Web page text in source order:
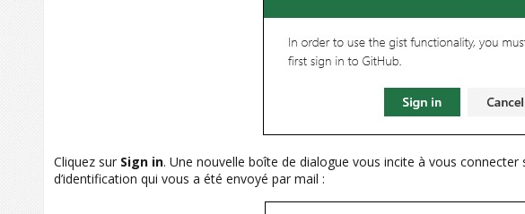
Cliquez sur Sign in. Une nouvelle boîte de dialogue vous incite à vous connecter
d’identification qui vous a été envoyé par mail :